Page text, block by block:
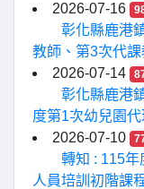
2026-07-16
彰化縣鹿港
教師、第3次代課
2026-07-14
彰化縣鹿港
度第1次幼兒園代
2026-07-10
轉知 : 115
人員培訓初階課